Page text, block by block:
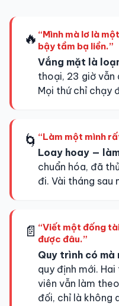
🔥 “Mình mà lơ là
bậy tầm bạ liền.”
Vắng mặt là
thoại, 23 giờ vẫn
Mọi thứ chỉ chạy
🌀 “Làm một mình
Loay hoay —
chuẩn hóa, đã
đi. Vài tháng sau
📄 “Viết một đống
được đâu.”
Quy trình có mà
quy định mới.
viên vẫn làm
đối, chỉ là không